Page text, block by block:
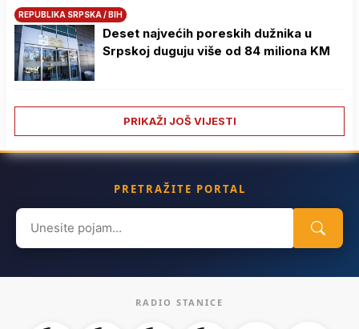
REPUBLIKA SRPSKA / BIH
Deset najvećih poreskih dužnika u
Srpskoj duguju više od 84 miliona KM
PRIKAŽI JOŠ VIJESTI
PRETRAŽITE PORTAL
Search
for:
RADIO STANICE